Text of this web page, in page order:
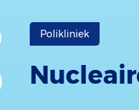
Polikliniek